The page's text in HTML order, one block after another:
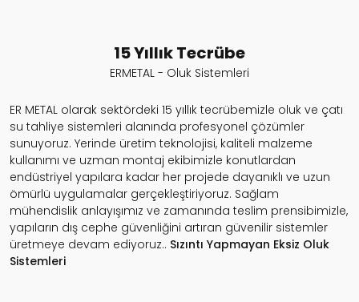
15 Yıllık Tecrübe
ERMETAL - Oluk Sistemleri
ER METAL olarak sektördeki 15 yıllık tecrübemizle oluk ve çatı
su tahliye sistemleri alanında profesyonel çözümler
sunuyoruz. Yerinde üretim teknolojisi, kaliteli malzeme
kullanımı ve uzman montaj ekibimizle konutlardan
endüstriyel yapılara kadar her projede dayanıklı ve uzun
ömürlü uygulamalar gerçekleştiriyoruz. Sağlam
mühendislik anlayışımız ve zamanında teslim prensibimizle,
yapıların dış cephe güvenliğini artıran güvenilir sistemler
üretmeye devam ediyoruz.. Sızıntı Yapmayan Eksiz Oluk
Sistemleri